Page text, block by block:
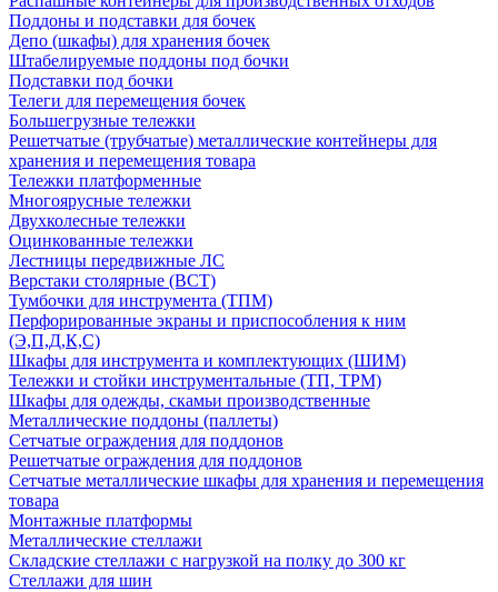
Поддоны и подставки для бочек
Депо (шкафы) для хранения бочек
Штабелируемые поддоны под бочки
Подставки под бочки
Телеги для перемещения бочек
Большегрузные тележки
Решетчатые (трубчатые) металлические контейнеры для
хранения и перемещения товара
Тележки платформенные
Многоярусные тележки
Двухколесные тележки
Оцинкованные тележки
Лестницы передвижные ЛС
Верстаки столярные (ВСТ)
Тумбочки для инструмента (ТПМ)
Перфорированные экраны и приспособления к ним
(Э,П,Д,К,С)
Шкафы для инструмента и комплектующих (ШИМ)
Тележки и стойки инструментальные (ТП, ТРМ)
Шкафы для одежды, скамьи производственные
Металлические поддоны (паллеты)
Сетчатые ограждения для поддонов
Решетчатые ограждения для поддонов
Сетчатые металлические шкафы для хранения и перемещения
товара
Монтажные платформы
Металлические стеллажи
Складские стеллажи с нагрузкой на полку до 300 кг
Стеллажи для шин